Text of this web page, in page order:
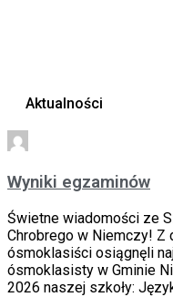
Aktualności
Wyniki egzaminów
Świetne wiadomości ze
Chrobrego w Niemczy! Z
ósmoklasiści osiągnęli
ósmoklasisty w Gminie
2026 naszej szkoły: